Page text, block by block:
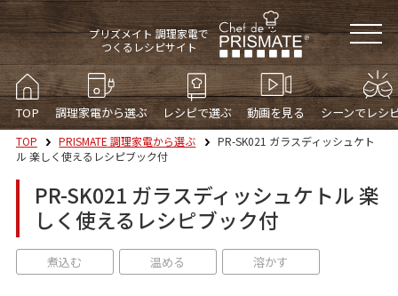
プリズメイト 調理家電で
つくるレシピサイト
TOP 調理家電から選ぶ レシピで選ぶ シーンでレシ
動画を見る
TOP PRISMATE 調理家電から選ぶ
PR-SK021 ガラスディッシュケト
ル 楽しく使えるレシピブック付
PR-SK021 ガラスディッシュケトル 楽
しく使えるレシピブック付
煮込む 温める 溶かす